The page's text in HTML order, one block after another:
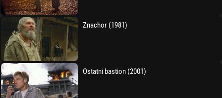
Znachor (1981)
Ostatni bastion (2001)